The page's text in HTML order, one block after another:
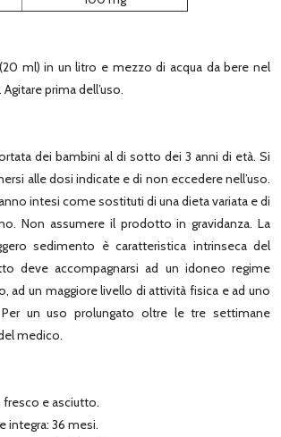
ml) in un litro e mezzo di acqua da bere nel
prima dell’uso.
dei bambini al di sotto dei 3 anni di età. Si
alle dosi indicate e di non eccedere nell’uso.
intesi come sostituti di una dieta variata e di
Non assumere il prodotto in gravidanza. La
sedimento è caratteristica intrinseca del
deve accompagnarsi ad un idoneo regime
ad un maggiore livello di attività fisica e ad uno
un uso prolungato oltre le tre settimane
medico.
fresco e asciutto.
integra: 36 mesi.